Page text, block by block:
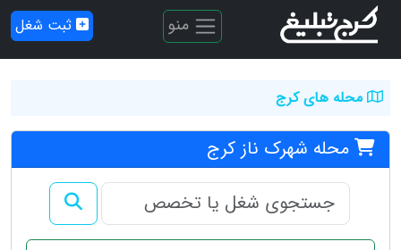
منو ثبت شغل
محله های کرج
محله شهرک ناز کرج